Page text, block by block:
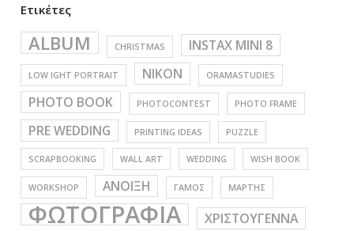
Ετικέτες
ALBUM CHRISTMAS INSTAX MINI 8
LOW IGHT PORTRAIT NIKON ORAMASTUDIES
PHOTO BOOK PHOTOCONTEST PHOTO FRAME
PRE WEDDING PRINTING IDEAS PUZZLE
SCRAPBOOKING WALL ART WEDDING WISH BOOK
WORKSHOP ΑΝΟΙΞΗ ΓΑΜΟΣ ΜΑΡΤΗΣ
ΦΩΤΟΓΡΑΦΙΑ ΧΡΙΣΤΟΥΓΕΝΝΑ